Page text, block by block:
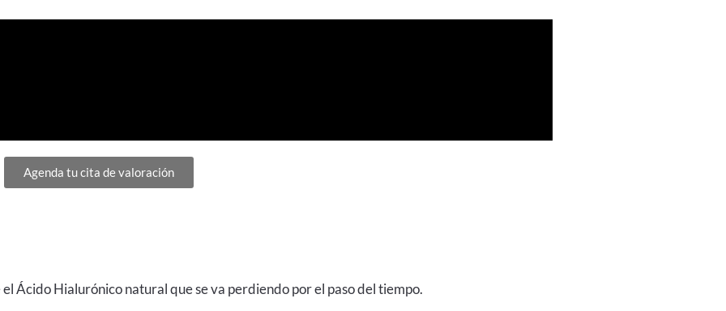
Agenda tu cita de valoración
Ácido Hialurónico natural que se va perdiendo por el paso del tiempo.